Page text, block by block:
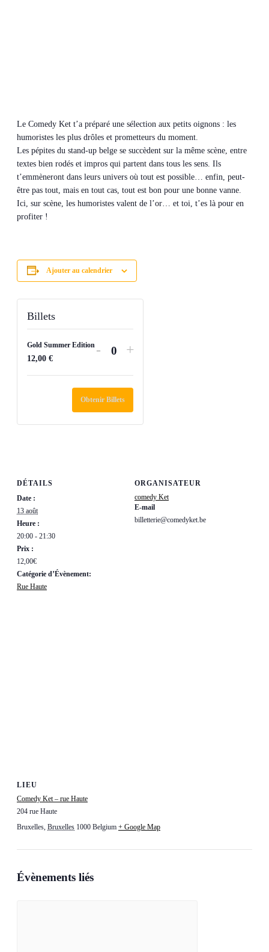
Le Comedy Ket t’a préparé une sélection aux petits oignons : les
humoristes les plus drôles et prometteurs du moment.
Les pépites du stand-up belge se succèdent sur la même scène, entre
textes bien rodés et impros qui partent dans tous les sens. Ils
t’emmèneront dans leurs univers où tout est possible… enfin, peut-
être pas tout, mais en tout cas, tout est bon pour une bonne vanne.
Ici, sur scène, les humoristes valent de l’or… et toi, t’es là pour en
profiter !
Ajouter au calendrier
DÉTAILS
Date :
13 août
Heure :
20:00 - 21:30
Prix :
12,00€
Catégorie d’Évènement:
Rue Haute
ORGANISATEUR
comedy Ket
E-mail
billetterie@comedyket.be
LIEU
Comedy Ket – rue Haute
204 rue Haute
Bruxelles, Bruxelles 1000 Belgium + Google Map
Billets
Gold Summer Edition
12,00 €
Diminuer
de
billets
pour
Edition
- Quantité
Augmenter
billets
pour
Edition
+
Obtenir Billets
Évènements liés